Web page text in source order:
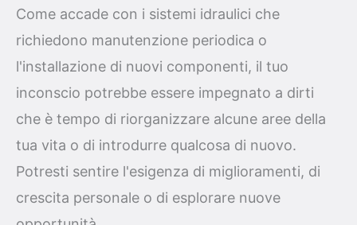
Come accade con i sistemi idraulici che
richiedono manutenzione periodica o
l'installazione di nuovi componenti, il tuo
inconscio potrebbe essere impegnato a dirti
che è tempo di riorganizzare alcune aree della
tua vita o di introdurre qualcosa di nuovo.
Potresti sentire l'esigenza di miglioramenti, di
crescita personale o di esplorare nuove